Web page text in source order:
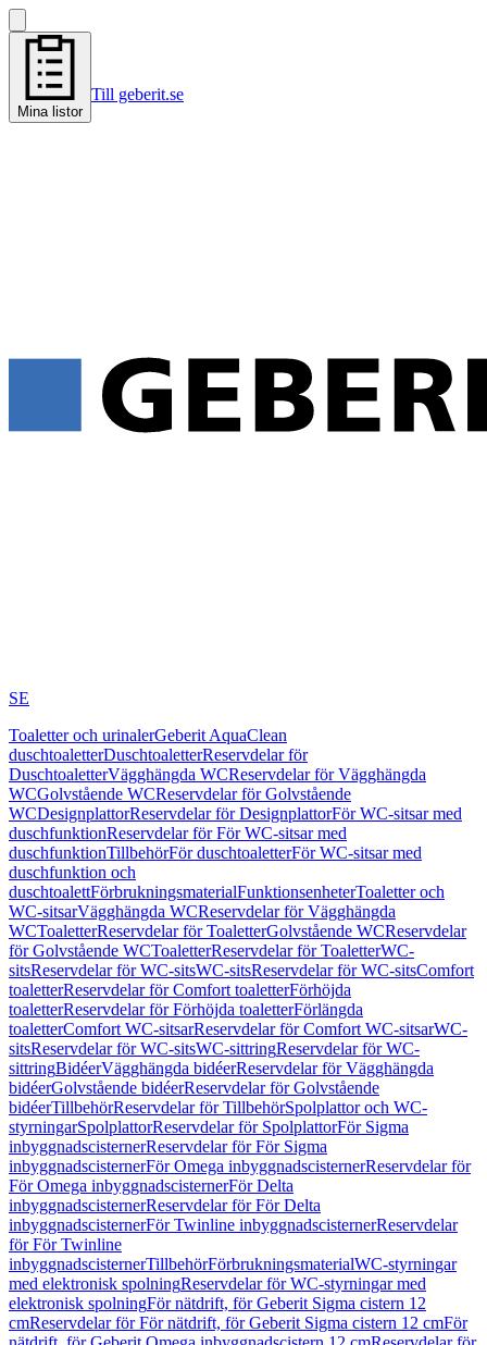
Mina listor
Till geberit.se
SE
Toaletter och urinalerGeberit AquaClean
duschtoaletterDuschtoaletterReservdelar för
DuschtoaletterVägghängda WCReservdelar för Vägghängda
WCGolvstående WCReservdelar för Golvstående
WCDesignplattorReservdelar för DesignplattorFör WC-sitsar med
duschfunktionReservdelar för För WC-sitsar med
duschfunktionTillbehörFör duschtoaletterFör WC-sitsar med
duschfunktion och
duschtoalettFörbrukningsmaterialFunktionsenheterToaletter och
WC-sitsarVägghängda WCReservdelar för Vägghängda
WCToaletterReservdelar för ToaletterGolvstående WCReservdelar
för Golvstående WCToaletterReservdelar för ToaletterWC-
sitsReservdelar för WC-sitsWC-sitsReservdelar för WC-sitsComfort
toaletterReservdelar för Comfort toaletterFörhöjda
toaletterReservdelar för Förhöjda toaletterFörlängda
toaletterComfort WC-sitsarReservdelar för Comfort WC-sitsarWC-
sitsReservdelar för WC-sitsWC-sittringReservdelar för WC-
sittringBidéerVägghängda bidéerReservdelar för Vägghängda
bidéerGolvstående bidéerReservdelar för Golvstående
bidéerTillbehörReservdelar för TillbehörSpolplattor och WC-
styrningarSpolplattorReservdelar för SpolplattorFör Sigma
inbyggnadscisternerReservdelar för För Sigma
inbyggnadscisternerFör Omega inbyggnadscisternerReservdelar för
För Omega inbyggnadscisternerFör Delta
inbyggnadscisternerReservdelar för För Delta
inbyggnadscisternerFör Twinline inbyggnadscisternerReservdelar
för För Twinline
inbyggnadscisternerTillbehörFörbrukningsmaterialWC-styrningar
med elektronisk spolningReservdelar för WC-styrningar med
elektronisk spolningFör nätdrift, för Geberit Sigma cistern 12
cmReservdelar för För nätdrift, för Geberit Sigma cistern 12 cmFör